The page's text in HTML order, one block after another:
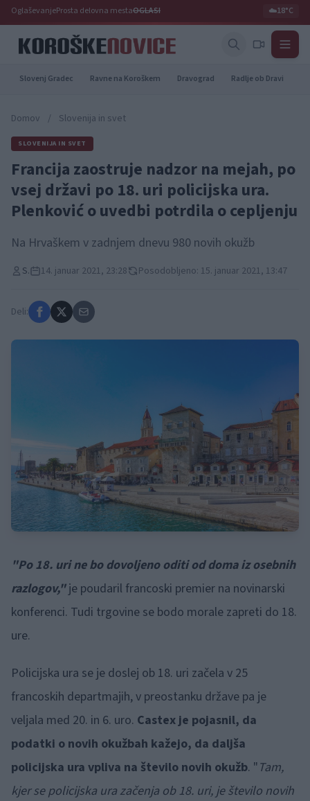
OglaševanjeProsta delovna mestaOGLASI ☁️18°C
Slovenj Gradec Ravne na Koroškem Dravograd Radlje ob Dravi
Domov / Slovenija in svet
SLOVENIJA IN SVET
Francija zaostruje nadzor na mejah, po
vsej državi po 18. uri policijska ura.
Plenković o uvedbi potrdila o cepljenju
Na Hrvaškem v zadnjem dnevu 980 novih okužb
S. 14. januar 2021, 23:28 Posodobljeno: 15. januar 2021, 13:47
Deli:
"Po 18. uri ne bo dovoljeno oditi od doma iz osebnih
razlogov,"je poudaril francoski premier na novinarski
konferenci. Tudi trgovine se bodo morale zapreti do 18.
ure.
Policijska ura se je doslej ob 18. uri začela v 25
francoskih departmajih, v preostanku države pa je
veljala med 20. in 6. uro. Castex je pojasnil, da
podatki o novih okužbah kažejo, da daljša
policijska ura vpliva na število novih okužb. "Tam,
kjer se policijska ura začenja ob 18. uri, je število novih